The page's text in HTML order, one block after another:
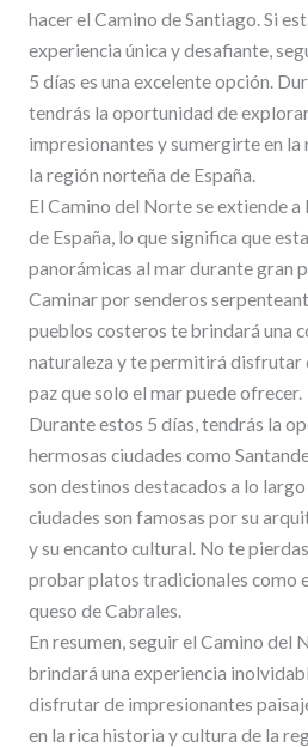
hacer el Camino de Santiago. Si
experiencia única y desafiante,
5 días es una excelente opción.
tendrás la oportunidad de
impresionantes y sumergirte en
la región norteña de España.
El Camino del Norte se extiende
de España, lo que significa que
panorámicas al mar durante gran
Caminar por senderos
pueblos costeros te brindará una
naturaleza y te permitirá disfrutar
paz que solo el mar puede ofrecer.
Durante estos 5 días, tendrás la
hermosas ciudades como
son destinos destacados a lo largo
ciudades son famosas por su
y su encanto cultural. No te
probar platos tradicionales como
queso de Cabrales.
En resumen, seguir el Camino del
brindará una experiencia
disfrutar de impresionantes
en la rica historia y cultura de la